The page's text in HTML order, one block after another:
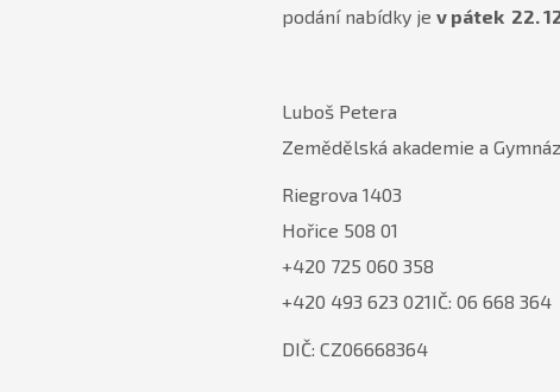
podání nabídky je v pátek 22.
Luboš Petera
Zemědělská akademie a
Riegrova 1403
Hořice 508 01
+420 725 060 358
+420 493 623 021IČ: 06 668 364
DIČ: CZ06668364